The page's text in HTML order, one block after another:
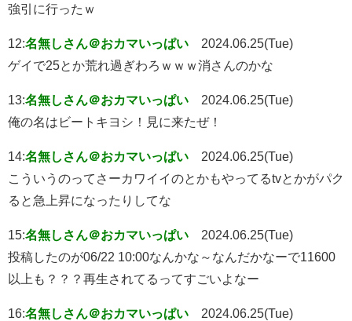
強引に行ったｗ
12:名無しさん＠おカマいっぱい
2024.06.25(Tue)
ゲイで25とか荒れ過ぎわろｗｗｗ消さんのかな
13:名無しさん＠おカマいっぱい
2024.06.25(Tue)
俺の名はビートキヨシ！見に来たぜ！
14:名無しさん＠おカマいっぱい
2024.06.25(Tue)
こういうのってさーカワイイのとかもやってるtvとかがパク
ると急上昇になったりしてな
15:名無しさん＠おカマいっぱい
2024.06.25(Tue)
投稿したのが06/22 10:00なんかな～なんだかなーで11600
以上も？？？再生されてるってすごいよなー
16:名無しさん＠おカマいっぱい
2024.06.25(Tue)